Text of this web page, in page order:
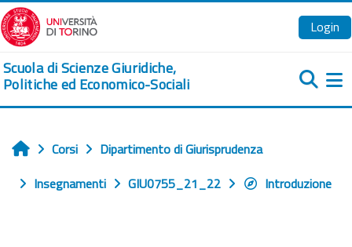
Vai al contenuto principale
Login
Scuola di Scienze Giuridiche,
Politiche ed Economico-Sociali
Home
Corsi
Dipartimento di Giurisprudenza
Insegnamenti
GIU0755_21_22 Introduzione